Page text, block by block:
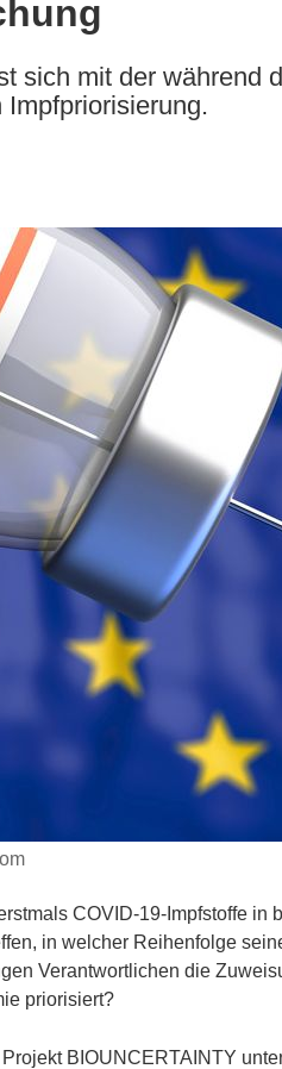
sich mit der während
COVID-19-Impfstoffe in
in welcher Reihenfolge
Verantwortlichen die
priorisiert?
BIOUNCERTAINTY